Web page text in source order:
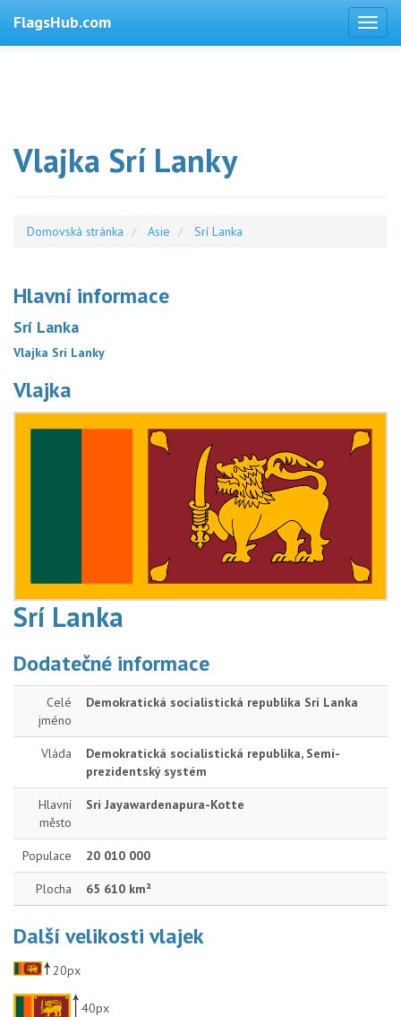
FlagsHub.com
Vlajka Srí Lanky
Domovská stránka Asie Srí Lanka
Hlavní informace
Srí Lanka
Vlajka Srí Lanky
Vlajka
Srí Lanka
Dodatečné informace
Celé
jméno
Demokratická socialistická republika Srí Lanka
Vláda
Demokratická socialistická republika, Semi-
prezidentský systém
Hlavní
město
Sri Jayawardenapura-Kotte
Populace 20 010 000
Plocha 65 610 km²
Další velikosti vlajek
20px
40px